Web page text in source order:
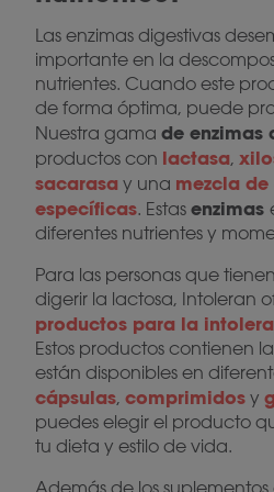
Las enzimas digestivas
importante en la
nutrientes. Cuando este
de forma óptima, puede
Nuestra gama de enzimas
productos con lactasa,
sacarasa y una mezcla de
específicas. Estas enzimas
diferentes nutrientes y
Para las personas que
digerir la lactosa, Intoleran
productos para la
Estos productos contienen
están disponibles en
cápsulas, comprimidos y
puedes elegir el producto
tu dieta y estilo de vida.
Además de los